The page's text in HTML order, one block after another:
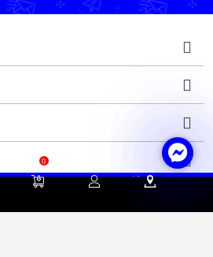
0
Atención al